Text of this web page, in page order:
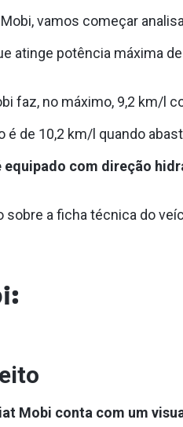
vamos começar
atinge potência máxima
faz, no máximo, 9,2 km/l
é de 10,2 km/l quando
equipado com direção
a ficha técnica do
Mobi conta com um